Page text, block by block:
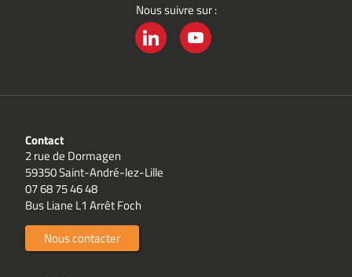
Nous suivre sur :
Contact
2 rue de Dormagen
59350 Saint-André-lez-Lille
07 68 75 46 48
Bus Liane L1 Arrêt Foch
Nous contacter